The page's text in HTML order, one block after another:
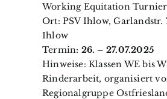
Working Equitation
Ort: PSV Ihlow, Garlandstr.
Ihlow
Termin: 26. – 27.07.2025
Hinweise: Klassen WE bis
Rinderarbeit, organisiert
Regionalgruppe